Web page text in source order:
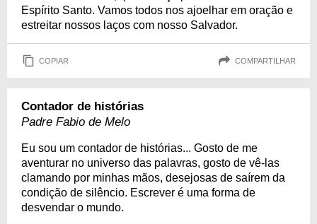
Espírito Santo. Vamos todos nos ajoelhar em oração e
estreitar nossos laços com nosso Salvador.
COPIAR COMPARTILHAR
Contador de histórias
Padre Fabio de Melo
Eu sou um contador de histórias... Gosto de me
aventurar no universo das palavras, gosto de vê-las
clamando por minhas mãos, desejosas de saírem da
condição de silêncio. Escrever é uma forma de
desvendar o mundo.